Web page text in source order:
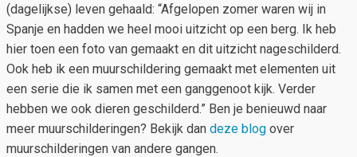
(dagelijkse) leven gehaald: “Afgelopen zomer waren wij in
Spanje en hadden we heel mooi uitzicht op een berg. Ik heb
hier toen een foto van gemaakt en dit uitzicht nageschilderd.
Ook heb ik een muurschildering gemaakt met elementen uit
een serie die ik samen met een ganggenoot kijk. Verder
hebben we ook dieren geschilderd.” Ben je benieuwd naar
meer muurschilderingen? Bekijk dan deze blog over
muurschilderingen van andere gangen.